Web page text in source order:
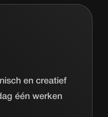
en creatief
één werken